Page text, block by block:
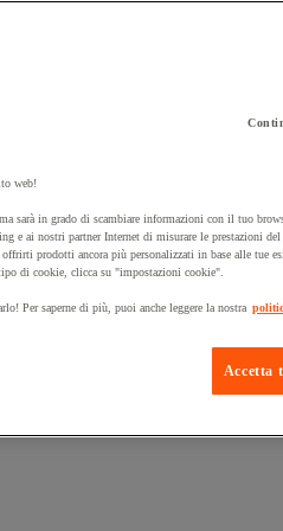
Expert
Prodotti in
web!
sarà in grado di scambiare informazioni con il tuo
e ai nostri partner Internet di misurare le prestazioni
prodotti ancora più personalizzati in base alle tue
di cookie, clicca su "impostazioni cookie".
Per saperne di più, puoi anche leggere la nostra
Accetta